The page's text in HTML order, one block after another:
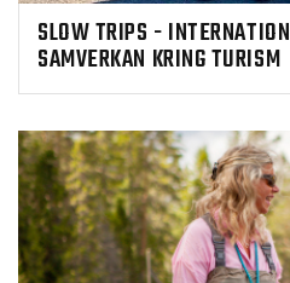
SLOW TRIPS -
SAMVERKAN KRING TURISM